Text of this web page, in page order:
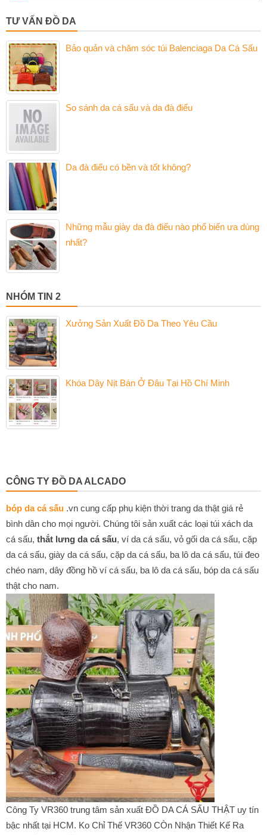
TƯ VẤN ĐỒ DA
Bảo quản và chăm sóc túi Balenciaga Da Cá Sấu
So sánh da cá sấu và da đà điểu
Da đà điểu có bền và tốt không?
Những mẫu giày da đà điểu nào phổ biến ưa dùng
nhất?
NHÓM TIN 2
Xưởng Sản Xuất Đồ Da Theo Yêu Cầu
Khóa Dây Nịt Bán Ở Đâu Tại Hồ Chí Minh
CÔNG TY ĐỒ DA ALCADO
bóp da cá sấu .vn cung cấp phụ kiện thời trang da thật giá rẻ
bình dân cho mọi người. Chúng tôi sản xuất các loại túi xách da
cá sấu, thắt lưng da cá sấu, ví da cá sấu, vỏ gối da cá sấu, cặp
da cá sấu, giày da cá sấu, cặp da cá sấu, ba lô da cá sấu, túi đeo
chéo nam, dây đồng hồ ví cá sấu, ba lô da cá sấu, bóp da cá sấu
thật cho nam.
Công Ty VR360 trung tâm sản xuất ĐỒ DA CÁ SẤU THẬT uy tín
bậc nhất tại HCM. Ko Chỉ Thế VR360 CÒn Nhận Thiết Kế Ra